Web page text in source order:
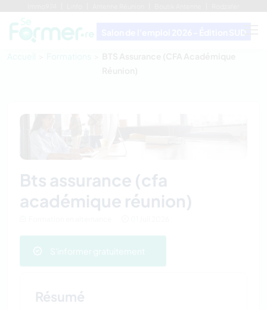
bts assurance (cfa
académique réunion)
S'informer gratuitement
Résumé